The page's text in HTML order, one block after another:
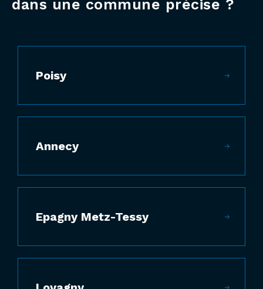
dans une commune précise ?
Poisy
Annecy
Epagny Metz-Tessy